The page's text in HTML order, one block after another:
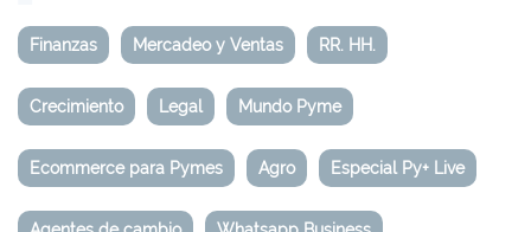
Finanzas Mercadeo y Ventas RR. HH.
Crecimiento Legal Mundo Pyme
Ecommerce para Pymes Agro Especial Py+ Live